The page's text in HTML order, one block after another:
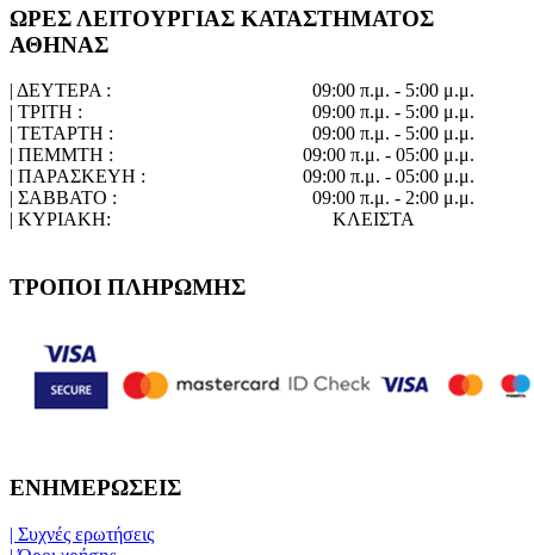
ΩΡΕΣ ΛΕΙΤΟΥΡΓΙΑΣ ΚΑΤΑΣΤΗΜΑΤΟΣ
ΑΘΗΝΑΣ
| ΔΕΥΤΕΡΑ :
09:00 π.μ. - 5:00 μ.μ.
| ΤΡΙΤΗ :
09:00 π.μ. - 5:00 μ.μ.
| ΤΕΤΑΡΤΗ :
09:00 π.μ. - 5:00 μ.μ.
| ΠΕΜΜΤΗ :
09:00 π.μ. - 05:00 μ.μ.
| ΠΑΡΑΣΚΕΥΗ :
09:00 π.μ. - 05:00 μ.μ.
| ΣΑΒΒΑΤΟ :
09:00 π.μ. - 2:00 μ.μ.
| ΚΥΡΙΑΚΗ:
ΚΛΕΙΣΤΑ
ΤΡΟΠΟΙ ΠΛΗΡΩΜΗΣ
ΕΝΗΜΕΡΩΣΕΙΣ
| Συχνές ερωτήσεις